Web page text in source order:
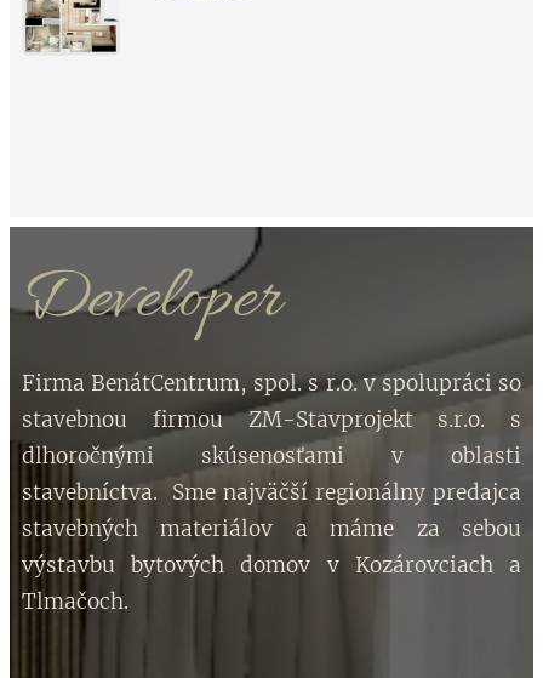
Developer
Firma BenátCentrum, spol. s r.o. v spolupráci so
stavebnou firmou ZM-Stavprojekt s.r.o. s
dlhoročnými skúsenosťami v oblasti
stavebníctva. Sme najväčší regionálny predajca
stavebných materiálov a máme za sebou
výstavbu bytových domov v Kozárovciach a
Tlmačoch.